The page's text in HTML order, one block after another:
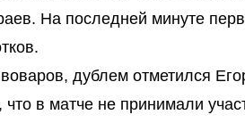
На последней минуте
дублем отметился
в матче не принимали